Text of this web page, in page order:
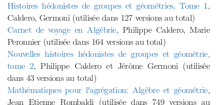
Histoires hédonistes de groupes et géométries, Tome 1,
Caldero, Germoni (utilisée dans 127 versions au total)
Carnet de voyage en Algébrie, Philippe Caldero, Marie
Peronnier (utilisée dans 164 versions au total)
Nouvelles histoires hédonistes de groupes et géométrie,
tome 2, Philippe Caldero et Jérôme Germoni (utilisée
dans 43 versions au total)
Mathématiques pour l'agrégation: Algèbre et géométrie,
Jean Etienne Rombaldi (utilisée dans 749 versions au